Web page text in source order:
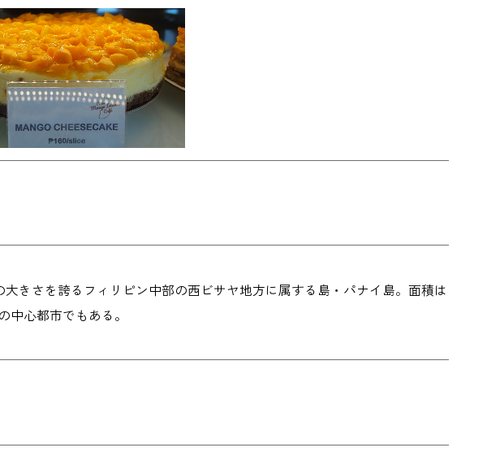
きさを誇るフィリピン中部の西ビサヤ地方に属する島・パナイ島。面積は
中心都市でもある。